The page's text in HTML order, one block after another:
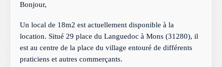
Bonjour,
Un local de 18m2 est actuellement disponible à la
location. Situé 29 place du Languedoc à Mons (31280), il
est au centre de la place du village entouré de différents
praticiens et autres commerçants.